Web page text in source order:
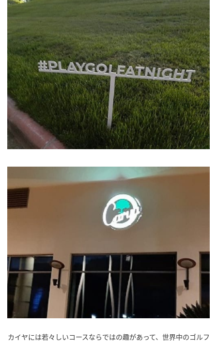
カイヤには若々しいコースならではの趣があって、世界中のゴルフ